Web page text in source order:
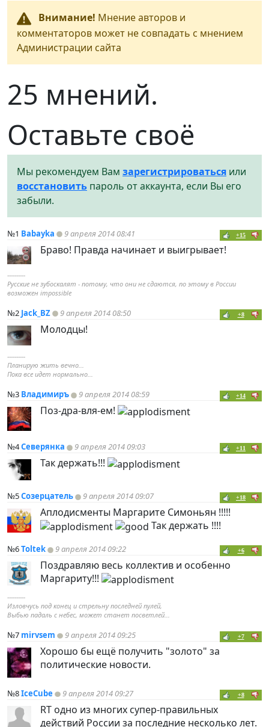
Внимание! Мнение авторов и
комментаторов может не совпадать с мнением
Администрации сайта
25 мнений.
Оставьте своё
Мы рекомендуем Вам зарегистрироваться или
восстановить пароль от аккаунта, если Вы его
забыли.
№1 Babayka 9 апреля 2014 08:41 +15
Браво! Правда начинает и выигрывает!
----------
Русские не зубоскалят - потому, что они не сдаются, по этому в России
возможен impossible
№2 Jack_BZ 9 апреля 2014 08:50 +8
Молодцы!
----------
Планирую жить вечно...
Пока все идет нормально...
№3 Владимиръ 9 апреля 2014 08:59 +14
Поз-дра-вля-ем!
№4Северянка 9 апреля 2014 09:03 +11
Так держать!!!
№5Созерцатель 9 апреля 2014 09:07 +18
Аплодисменты Маргарите Симоньян !!!!!
Так держать !!!!
№6Toltek 9 апреля 2014 09:22 +6
Поздравляю весь коллектив и особенно
Маргариту!!!
----------
Изловчусь под конец и стрельну последней пулей,
Выбью падаль с небес, может станет посветлей...
№7 mirvsem 9 апреля 2014 09:25 +7
Хорошо бы ещё получить "золото" за
политические новости.
№8IceCube 9 апреля 2014 09:27 +8
RT одно из многих супер-правильных
действий России за последние несколько лет.